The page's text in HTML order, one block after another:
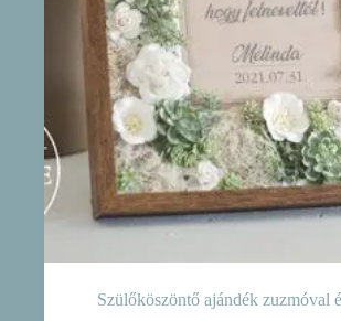
Szülőköszöntő ajándék zuzmóval